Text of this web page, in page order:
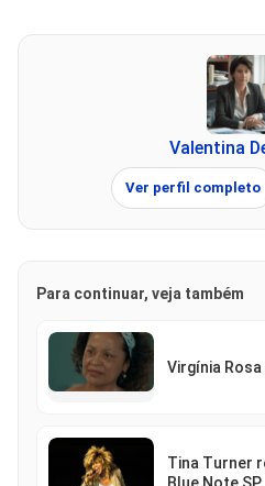
Valentina
Ver perfil completo
Para continuar, veja também
Virgínia Rosa
Tina Turner
Blue Note SP